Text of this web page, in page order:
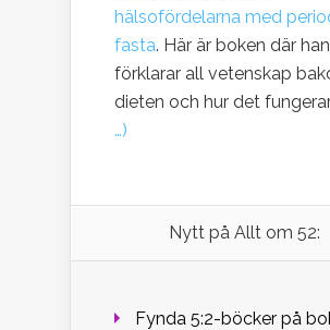
hälsofördelarna med
fasta. Här är boken där han
förklarar all vetenskap
dieten och hur det
…)
Nytt på Allt om 52:
Fynda 5:2-böcker på